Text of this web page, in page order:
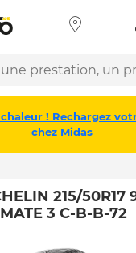
! Rechargez
chez Midas
215/50R17
3 C-B-B-72